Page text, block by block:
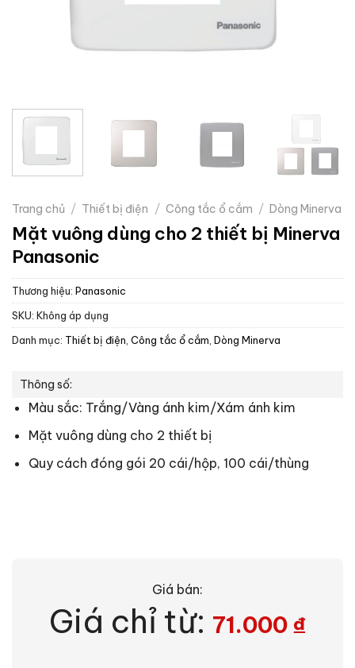
Trang chủ / Thiết bị điện / Công tắc ổ cắm / Dòng Minerva
Mặt vuông dùng cho 2 thiết bị Minerva
Panasonic
Thương hiệu: Panasonic
SKU: Không áp dụng
Danh mục: Thiết bị điện Công tắc ổ cắm Dòng Minerva
Thông số:
Màu sắc: Trắng/Vàng ánh kim/Xám ánh kim
Mặt vuông dùng cho 2 thiết bị
Quy cách đóng gói 20 cái/hộp, 100 cái/thùng
Giá bán:
Giá chỉ từ: 71.000 ₫